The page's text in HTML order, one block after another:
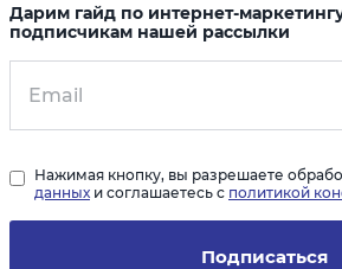
Дарим гайд по интернет-
подписчикам нашей рассылки
Подписаться
Нажимая кнопку, вы разрешаете
данных и соглашаетесь с политикой